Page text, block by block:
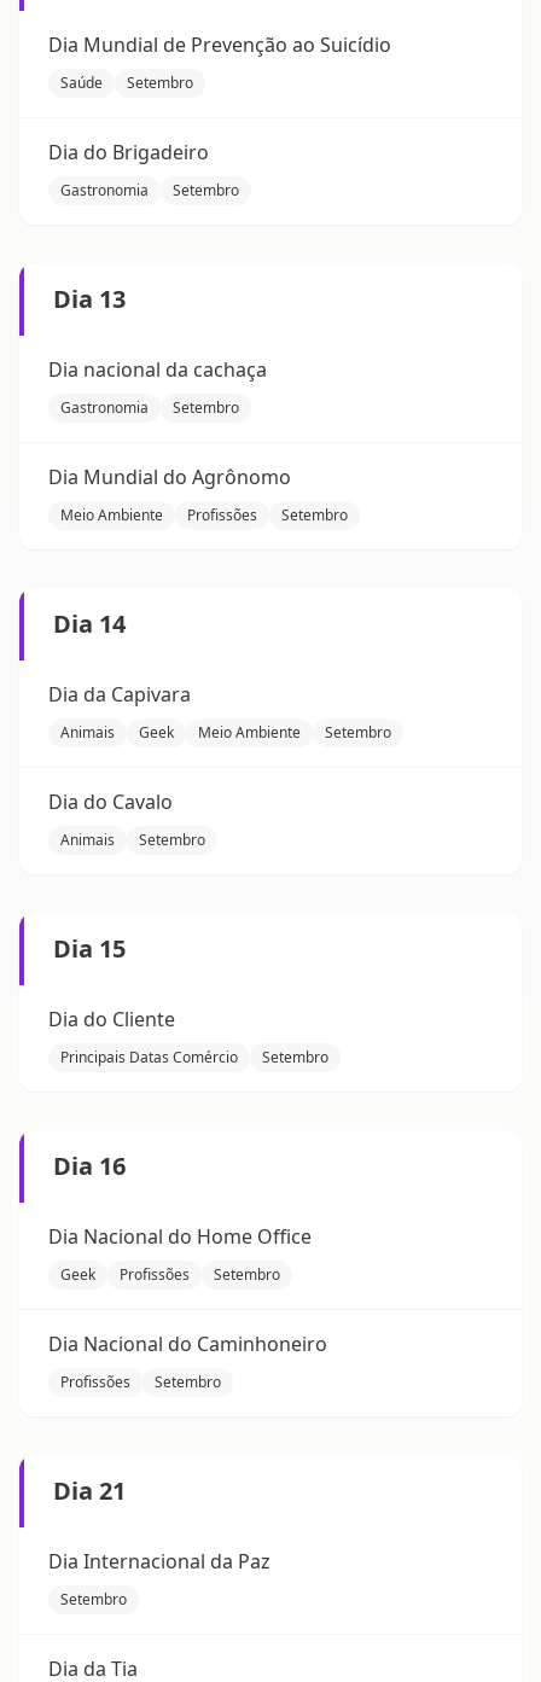
Dia Mundial de Prevenção ao Suicídio
Saúde Setembro
Dia do Brigadeiro
Gastronomia Setembro
Dia 13
Dia nacional da cachaça
Gastronomia Setembro
Dia Mundial do Agrônomo
Meio Ambiente Profissões Setembro
Dia 14
Dia da Capivara
Animais Geek Meio Ambiente Setembro
Dia do Cavalo
Animais Setembro
Dia 15
Dia do Cliente
Principais Datas Comércio Setembro
Dia 16
Dia Nacional do Home Office
Geek Profissões Setembro
Dia Nacional do Caminhoneiro
Profissões Setembro
Dia 21
Dia Internacional da Paz
Setembro
Dia da Tia